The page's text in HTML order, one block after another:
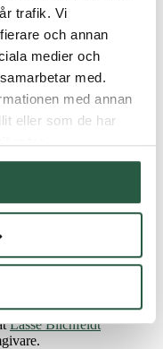
trafik. Vi
och annan
medier och
med.
med annan
eller som de har
ny
formgivare
Lasse Blichfeldt